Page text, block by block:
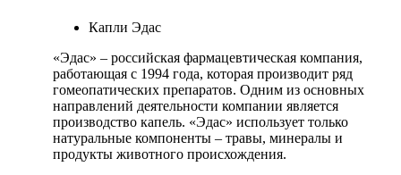
Капли Эдас
«Эдас» – российская фармацевтическая компания,
работающая с 1994 года, которая производит ряд
гомеопатических препаратов. Одним из основных
направлений деятельности компании является
производство капель. «Эдас» использует только
натуральные компоненты – травы, минералы и
продукты животного происхождения.